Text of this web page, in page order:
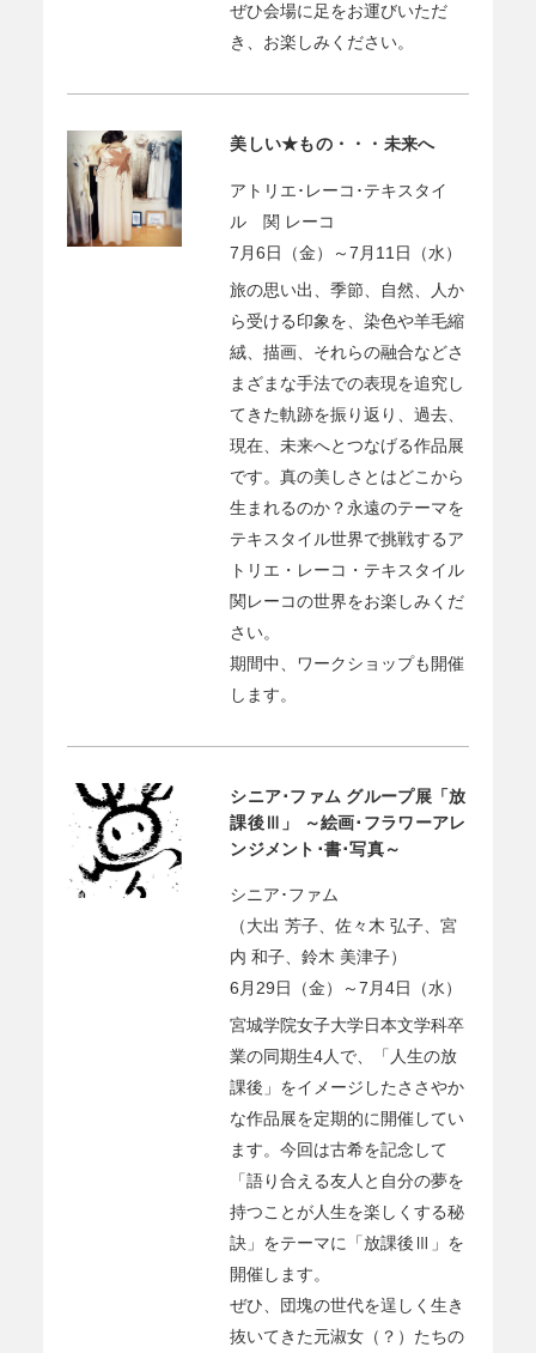
ぜひ会場に足をお運びいただ
き、お楽しみください。
美しい★もの・・・未来へ
アトリエ･レーコ･テキスタイ
ル 関 レーコ
7月6日（金）～7月11日（水）
旅の思い出、季節、自然、人か
ら受ける印象を、染色や羊毛縮
絨、描画、それらの融合などさ
まざまな手法での表現を追究し
てきた軌跡を振り返り、過去、
現在、未来へとつなげる作品展
です。真の美しさとはどこから
生まれるのか？永遠のテーマを
テキスタイル世界で挑戦するア
トリエ・レーコ・テキスタイル
関レーコの世界をお楽しみくだ
さい。
期間中、ワークショップも開催
します。
シニア･ファム グループ展「放
課後Ⅲ」 ～絵画･フラワーアレ
ンジメント･書･写真～
シニア･ファム
（大出 芳子、佐々木 弘子、宮
内 和子、鈴木 美津子）
6月29日（金）～7月4日（水）
宮城学院女子大学日本文学科卒
業の同期生4人で、「人生の放
課後」をイメージしたささやか
な作品展を定期的に開催してい
ます。今回は古希を記念して
「語り合える友人と自分の夢を
持つことが人生を楽しくする秘
訣」をテーマに「放課後Ⅲ」を
開催します。
ぜひ、団塊の世代を逞しく生き
抜いてきた元淑女（？）たちの